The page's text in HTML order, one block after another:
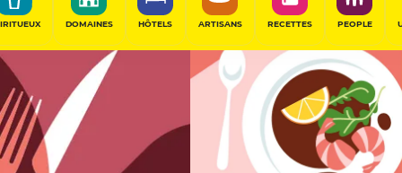
DOMAINES HÔTELS ARTISANS RECETTES PEOPLE